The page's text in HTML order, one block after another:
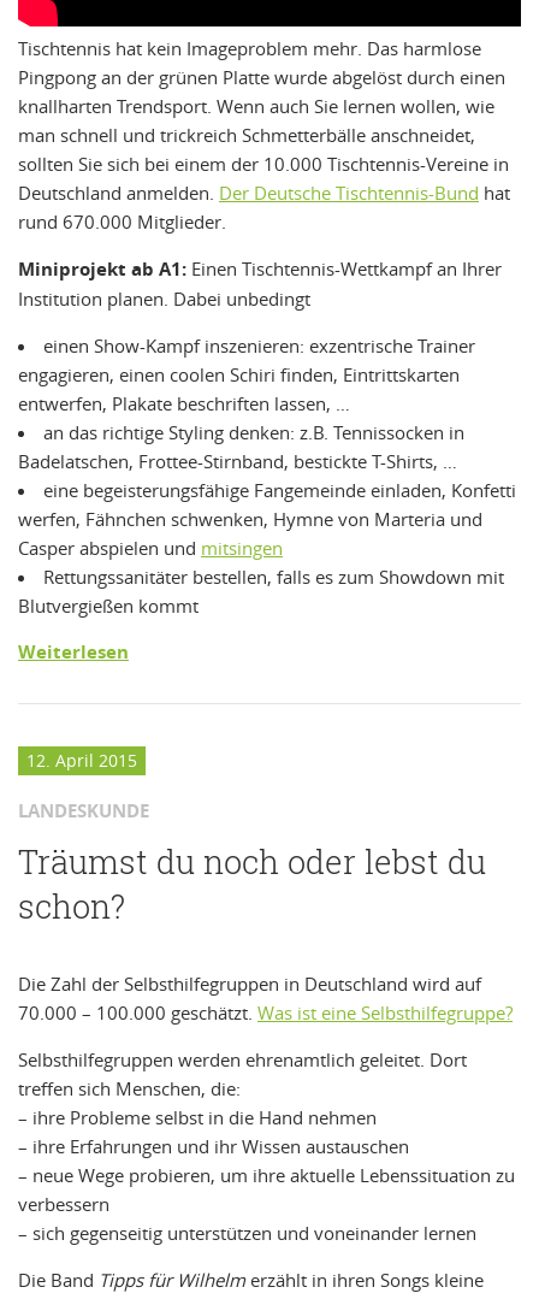
Tischtennis hat kein Imageproblem mehr. Das harmlose
Pingpong an der grünen Platte wurde abgelöst durch einen
knallharten Trendsport. Wenn auch Sie lernen wollen, wie
man schnell und trickreich Schmetterbälle anschneidet,
sollten Sie sich bei einem der 10.000 Tischtennis-Vereine in
Deutschland anmelden. Der Deutsche Tischtennis-Bund hat
rund 670.000 Mitglieder.
Miniprojekt ab A1: Einen Tischtennis-Wettkampf an Ihrer
Institution planen. Dabei unbedingt
einen Show-Kampf inszenieren: exzentrische Trainer
engagieren, einen coolen Schiri finden, Eintrittskarten
entwerfen, Plakate beschriften lassen, …
an das richtige Styling denken: z.B. Tennissocken in
Badelatschen, Frottee-Stirnband, bestickte T-Shirts, …
eine begeisterungsfähige Fangemeinde einladen, Konfetti
werfen, Fähnchen schwenken, Hymne von Marteria und
Casper abspielen und mitsingen
Rettungssanitäter bestellen, falls es zum Showdown mit
Blutvergießen kommt
Weiterlesen
12. April 2015
LANDESKUNDE
Träumst du noch oder lebst du
schon?
Die Zahl der Selbsthilfegruppen in Deutschland wird auf
70.000 – 100.000 geschätzt. Was ist eine Selbsthilfegruppe?
Selbsthilfegruppen werden ehrenamtlich geleitet. Dort
treffen sich Menschen, die:
– ihre Probleme selbst in die Hand nehmen
– ihre Erfahrungen und ihr Wissen austauschen
– neue Wege probieren, um ihre aktuelle Lebenssituation zu
verbessern
– sich gegenseitig unterstützen und voneinander lernen
Die Band Tipps für Wilhelmerzählt in ihren Songs kleine